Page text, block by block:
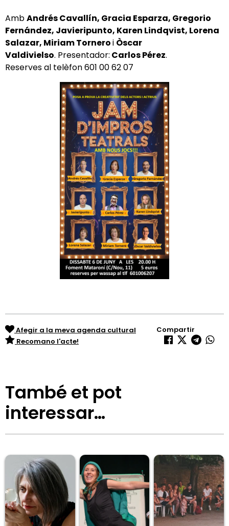
AmbAndrés Cavallín, Gracia Esparza, Gregorio
Fernández, Javieripunto, Karen Lindqvist, Lorena
Salazar, Miriam Torneroi Òscar
Valdivielso. Presentador: Carlos Pérez.
Reserves al telèfon 601 00 62 07
Afegir a la meva agenda cultural
Recomano l'acte!
Compartir
També et pot
interessar…